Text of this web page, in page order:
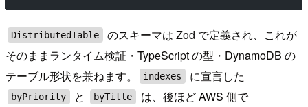
DistributedTable
のスキーマは Zod で定義され、これが
そのままランタイム検証・TypeScript の型・DynamoDB の
テーブル形状を兼ねます。
indexes に宣言した
byPriority と byTitle
は、後ほど AWS 側で